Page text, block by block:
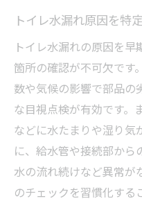
トイレ水漏れ原因を特
トイレ水漏れの原因を
箇所の確認が不可欠です
数や気候の影響で部品の
な目視点検が有効です。
などに水たまりや湿り気
に、給水管や接続部から
水の流れ続けなど異常が
のチェックを習慣化する